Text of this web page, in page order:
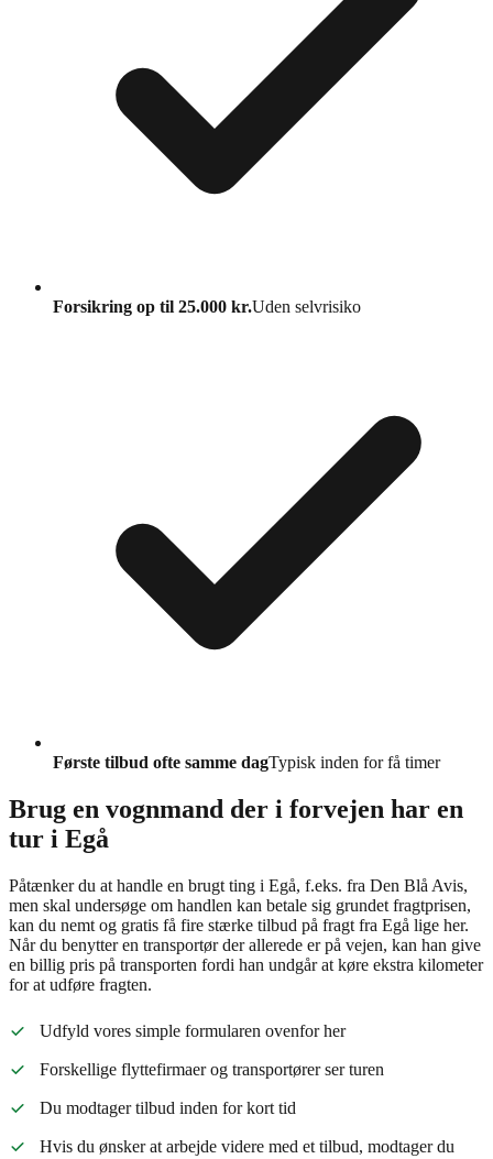
Forsikring op til 25.000 kr.Uden selvrisiko
Første tilbud ofte samme dagTypisk inden for få timer
Brug en vognmand der i forvejen har en
tur i Egå
Påtænker du at handle en brugt ting i Egå, f.eks. fra Den Blå Avis,
men skal undersøge om handlen kan betale sig grundet fragtprisen,
kan du nemt og gratis få fire stærke tilbud på fragt fra Egå lige her.
Når du benytter en transportør der allerede er på vejen, kan han give
en billig pris på transporten fordi han undgår at køre ekstra kilometer
for at udføre fragten.
Udfyld vores simple formularen ovenfor her
Forskellige flyttefirmaer og transportører ser turen
Du modtager tilbud inden for kort tid
Hvis du ønsker at arbejde videre med et tilbud, modtager du